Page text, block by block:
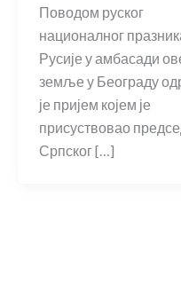
Поводом руског
националног
Русије у амбасади
земље у Београду
је пријем којем је
присуствовао
Српског […]